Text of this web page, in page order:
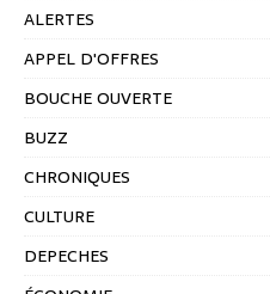
ALERTES
APPEL D'OFFRES
BOUCHE OUVERTE
BUZZ
CHRONIQUES
CULTURE
DEPECHES